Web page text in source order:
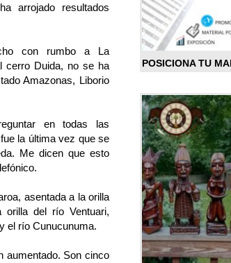
arrojado resultados
con rumbo a La
cerro Duida, no se ha
Amazonas, Liborio
en todas las
la última vez que se
Me dicen que esto
asentada a la orilla
del río Ventuari,
el río Cunucunuma.
aumentado. Son cinco
POSICIONA TU